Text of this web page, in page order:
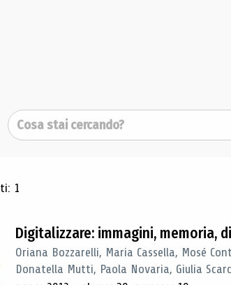
Cerca
di ricerca
1
Digitalizzare: immagini, memoria,
Oriana Bozzarelli, Maria Cassella, Mosé
Donatella Mutti, Paola Novaria, Giulia